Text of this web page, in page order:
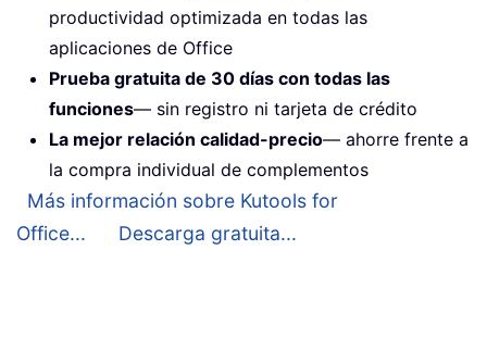
productividad optimizada en todas las
aplicaciones de Office
Prueba gratuita de 30 días con todas las
funciones— sin registro ni tarjeta de crédito
La mejor relación calidad-precio— ahorre frente a
la compra individual de complementos
Más información sobre Kutools for
Office...
Descarga gratuita...